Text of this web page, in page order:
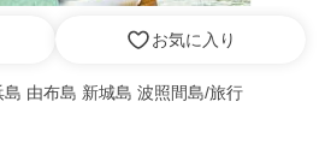
お気に入り
由布島 新城島 波照間島/旅行